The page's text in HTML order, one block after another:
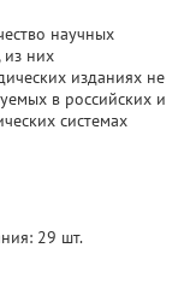
научных
из них
изданиях не
в российских и
системах
29 шт.